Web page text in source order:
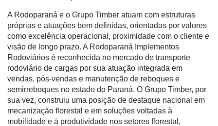
Notícias
Destaque
Mercado
Troca
de
Cadeira
A Rodoparaná e o Grupo Timber atuam com estruturas
próprias e atuações bem definidas, orientadas por valores
como excelência operacional, proximidade com o cliente e
visão de longo prazo. A Rodoparaná Implementos
Rodoviários é reconhecida no mercado de transporte
rodoviário de cargas por sua atuação integrada em
vendas, pós-vendas e manutenção de reboques e
semirreboques no estado do Paraná. O Grupo Timber, por
sua vez, construiu uma posição de destaque nacional em
mecanização florestal e em soluções voltadas à
mobilidade e à produtividade nos setores florestal,